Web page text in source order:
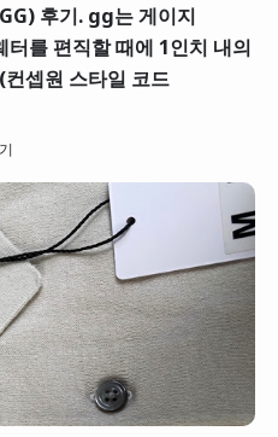
후기. gg는 게이지
를 편직할 때에 1인치 내의
셉원 스타일 코드